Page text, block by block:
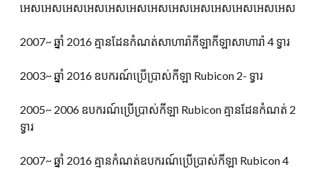
អេសអេសអេសអេសអេសអេសអេសអេសអេសអេសអេសអេសអេស
2007~ ឆ្នាំ 2016 គ្មានដែនកំណត់សាហារ៉ាកីឡាកីឡាសាហារ៉ា 4 ទ្វារ
2003~ ឆ្នាំ 2016 ឧបករណ៍ប្រើប្រាស់កីឡា Rubicon 2- ទ្វារ
2005~ 2006 ឧបករណ៍ប្រើប្រាស់កីឡា Rubicon គ្មានដែនកំណត់ 2
ទ្វារ
2007~ ឆ្នាំ 2016 គ្មានកំណត់ឧបករណ៍ប្រើប្រាស់កីឡា Rubicon 4